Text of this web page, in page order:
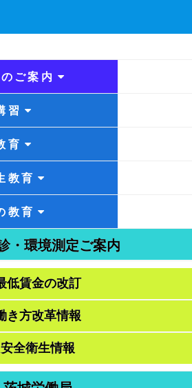
ご案内
習
育
教育
教育
・環境測定ご案内
低賃金の改訂
き方改革情報
安全衛生情報